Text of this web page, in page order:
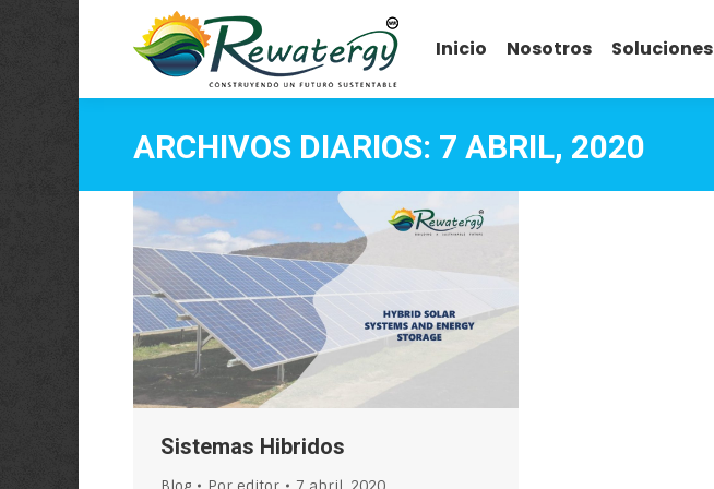
Inicio Nosotros Soluciones
ARCHIVOS DIARIOS: 7 ABRIL, 2020
Sistemas Hibridos